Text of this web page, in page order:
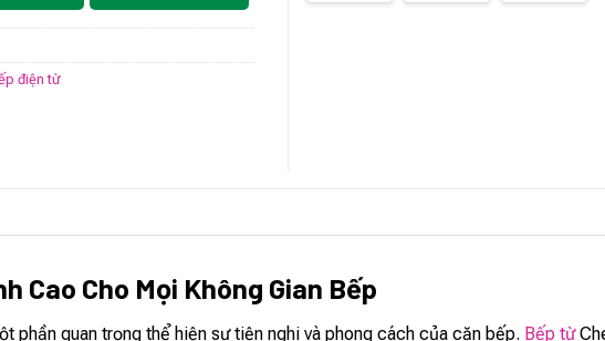
điện từ
Cao Cho Mọi Không Gian Bếp
quan trọng thể hiện sự tiện nghi và phong cách của căn bếp. Bếp từ